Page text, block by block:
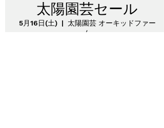
太陽園芸セール
5月16日(土)
  |
太陽園芸 オーキッドファー
ム